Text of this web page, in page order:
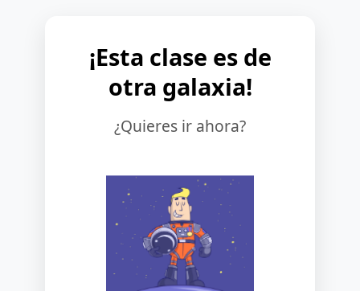
¡Esta clase es de
otra galaxia!
¿Quieres ir ahora?